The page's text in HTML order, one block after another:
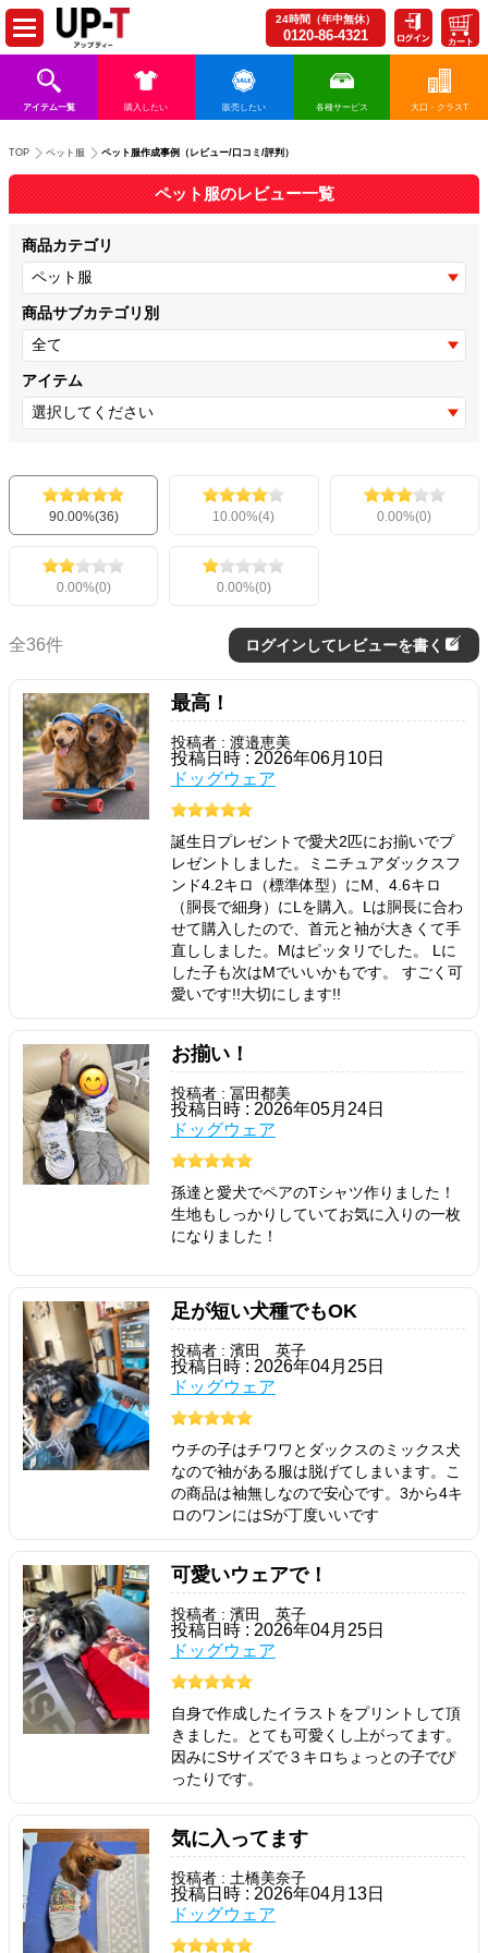
24時間（年中無休）
0120-86-4321 カート
アイテム一覧 購入したい 販売したい 各種サービス 大口・クラスT
TOP ペット服 ペット服作成事例（レビュー/口コミ/評判）
ペット服のレビュー一覧
商品カテゴリ
商品サブカテゴリ別
アイテム
90.00%(36) 10.00%(4) 0.00%(0)
0.00%(0) 0.00%(0)
全36件 ログインしてレビューを書く
最高！
投稿者 : 渡邉恵美
投稿日時 : 2026年06月10日
ドッグウェア
誕生日プレゼントで愛犬2匹にお揃いでプ
レゼントしました。ミニチュアダックスフ
ンド4.2キロ（標準体型）にM、4.6キロ
（胴長で細身）にLを購入。Lは胴長に合わ
せて購入したので、首元と袖が大きくて手
直ししました。Mはピッタリでした。 Lに
した子も次はMでいいかもです。 すごく可
愛いです!!大切にします!!
お揃い！
投稿者 : 冨田都美
投稿日時 : 2026年05月24日
ドッグウェア
孫達と愛犬でペアのTシャツ作りました！
生地もしっかりしていてお気に入りの一枚
になりました！
足が短い犬種でもOK
投稿者 : 濱田 英子
投稿日時 : 2026年04月25日
ドッグウェア
ウチの子はチワワとダックスのミックス犬
なので袖がある服は脱げてしまいます。こ
の商品は袖無しなので安心です。3から4キ
ロのワンにはSが丁度いいです
可愛いウェアで！
投稿者 : 濱田 英子
投稿日時 : 2026年04月25日
ドッグウェア
自身で作成したイラストをプリントして頂
きました。とても可愛くし上がってます。
因みにSサイズで３キロちょっとの子でぴ
ったりです。
気に入ってます
投稿者 : 土橋美奈子
投稿日時 : 2026年04月13日
ドッグウェア